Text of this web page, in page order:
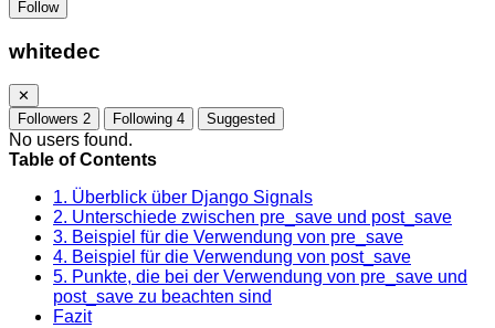
Follow
whitedec
✕
Followers 2 Following 4 Suggested
No users found.
Table of Contents
1. Überblick über Django Signals
2. Unterschiede zwischen pre_save und post_save
3. Beispiel für die Verwendung von pre_save
4. Beispiel für die Verwendung von post_save
5. Punkte, die bei der Verwendung von pre_save und
post_save zu beachten sind
Fazit